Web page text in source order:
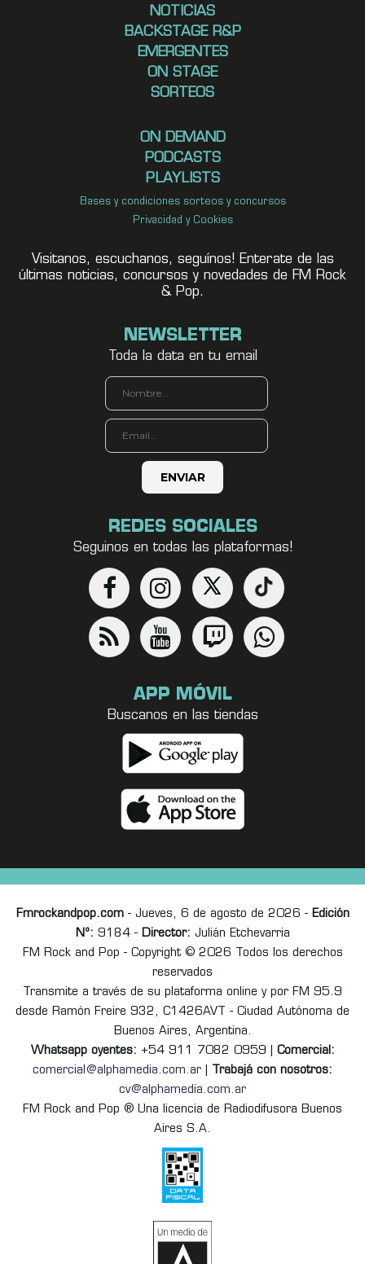
NOTICIAS
BACKSTAGE R&P
EMERGENTES
ON STAGE
SORTEOS
ON DEMAND
PODCASTS
PLAYLISTS
Bases y condiciones sorteos y concursos
Privacidad y Cookies
Visitanos, escuchanos, seguínos! Enterate de las
últimas noticias, concursos y novedades de FM Rock
& Pop.
NEWSLETTER
Toda la data en tu email
REDES SOCIALES
Seguinos en todas las plataformas!
APP MÓVIL
Buscanos en las tiendas
Fmrockandpop.com- Jueves, 6 de agosto de 2026 - Edición
Nº: 9184 - Director: Julián Etchevarria
FM Rock and Pop - Copyright © 2026 Todos los derechos
reservados
Transmite a través de su plataforma online y por FM 95.9
desde Ramón Freire 932, C1426AVT - Ciudad Autónoma de
Buenos Aires, Argentina.
Whatsapp oyentes: +54 911 7082 0959 | Comercial:
comercial@alphamedia.com.ar
Trabajá con nosotros:
cv@alphamedia.com.ar
FM Rock and Pop ® Una licencia de Radiodifusora Buenos
Aires S.A.